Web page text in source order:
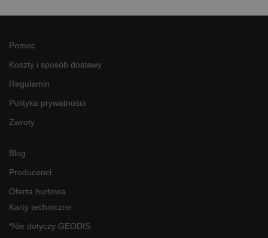
Pomoc
Koszty i sposób dostawy
Regulamin
Polityka prywatności
Zwroty
Blog
Producenci
Oferta hurtowa
Karty techniczne
*Nie dotyczy GEODIS